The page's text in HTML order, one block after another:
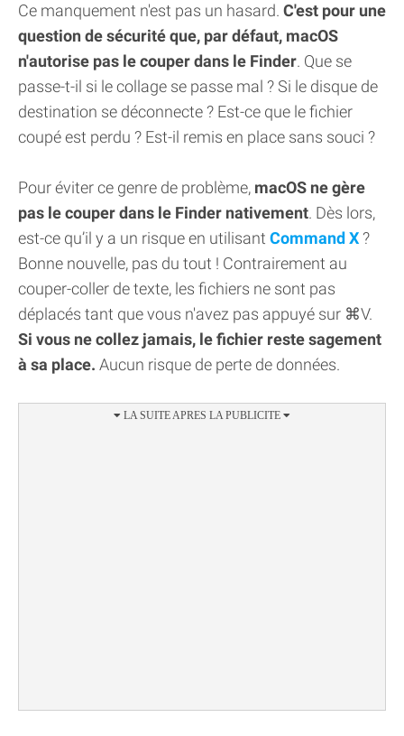
Ce manquement n'est pas un hasard. C'est pour une
question de sécurité que, par défaut, macOS
n'autorise pas le couper dans le Finder. Que se
passe-t-il si le collage se passe mal ? Si le disque de
destination se déconnecte ? Est-ce que le fichier
coupé est perdu ? Est-il remis en place sans souci ?
Pour éviter ce genre de problème, macOS ne gère
pas le couper dans le Finder nativement. Dès lors,
est-ce qu’il y a un risque en utilisant Command X?
Bonne nouvelle, pas du tout ! Contrairement au
couper-coller de texte, les fichiers ne sont pas
déplacés tant que vous n'avez pas appuyé sur ⌘V.
Si vous ne collez jamais, le fichier reste sagement
à sa place. Aucun risque de perte de données.